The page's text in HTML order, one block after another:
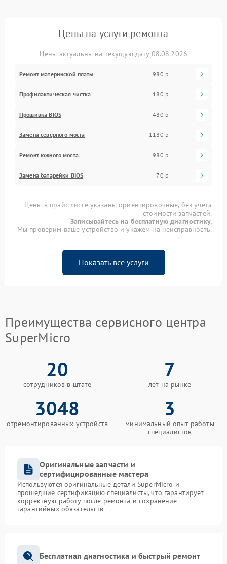
Цены на услуги ремонта
Цены актуальны на текущую дату 08.08.2026
Ремонт материнской платы 980 р
Профилактическая чистка 180 р
Прошивка BIOS 480 р
Замена северного моста 1180 р
Ремонт южного моста 980 р
Замена батарейки BIOS 70 р
Цены в прайс-листе указаны ориентировочные, без учета
стоимости запчастей.
Записывайтесь на бесплатную диагностику.
Мы проверим ваше устройство и укажем на неисправность.
Показать все услуги
Преимущества сервисного центра
SuperMicro
20
сотрудников в штате
7
лет на рынке
3048
отремонтированных устройств
3
минимальный опыт работы
специалистов
Оригинальные запчасти и
сертифицированные мастера
Используются оригинальные детали SuperMicro и
прошедшие сертификацию специалисты, что гарантирует
корректную работу после ремонта и сохранение
гарантийных обязательств
Бесплатная диагностика и быстрый ремонт